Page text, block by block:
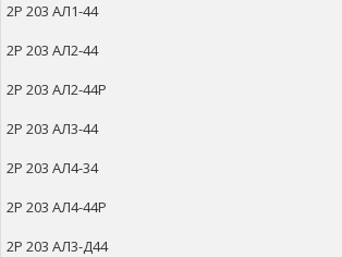
2Р 203 АЛ1-44
2Р 203 АЛ2-44
2Р 203 АЛ2-44Р
2Р 203 АЛ3-44
2Р 203 АЛ4-34
2Р 203 АЛ4-44Р
2Р 203 АЛ3-Д44